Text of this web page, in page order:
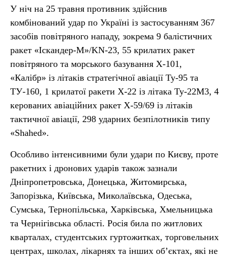
У ніч на 25 травня противник здійснив
комбінований удар по Україні із застосуванням 367
засобів повітряного нападу, зокрема 9 балістичних
ракет «Іскандер-М»/KN-23, 55 крилатих ракет
повітряного та морського базування Х-101,
«Калібр» із літаків стратегічної авіації Ту-95 та
ТУ-160, 1 крилатої ракети Х-22 із літака Ту-22М3, 4
керованих авіаційних ракет Х-59/69 із літаків
тактичної авіації, 298 ударних безпілотників типу
«Shahed».
Особливо інтенсивними були удари по Києву, проте
ракетних і дронових ударів також зазнали
Дніпропетровська, Донецька, Житомирська,
Запорізька, Київська, Миколаївська, Одеська,
Сумська, Тернопільська, Харківська, Хмельницька
та Чернігівська області. Росія била по житлових
кварталах, студентських гуртожитках, торговельних
центрах, школах, лікарнях та інших обʼєктах, які не